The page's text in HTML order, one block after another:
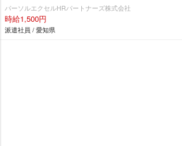
パーソルエクセルHRパートナーズ株式会社
時給1,500円
派遣社員 / 愛知県